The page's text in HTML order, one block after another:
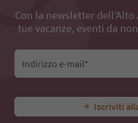
Con la newsletter
tue vacanze, eventi da
Indirizzo e-mail*
Iscriviti